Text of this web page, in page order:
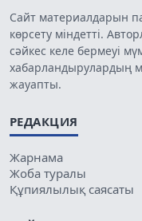
Сайт материалдарын
көрсету міндетті.
сәйкес келе бермеуі
хабарландырулардың
жауапты.
РЕДАКЦИЯ
Жарнама
Жоба туралы
Құпиялылық саясаты